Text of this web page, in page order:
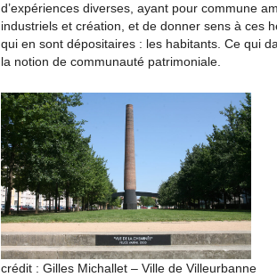
d’expériences diverses, ayant pour commune
industriels et création, et de donner sens à ces
qui en sont dépositaires : les habitants. Ce qui
la notion de communauté patrimoniale.
crédit : Gilles Michallet – Ville de Villeurbanne